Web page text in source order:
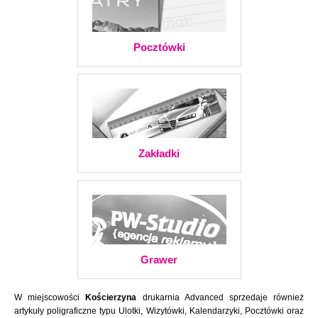
Pocztówki
Zakładki
Grawer
W miejscowości Kościerzyna drukarnia Advanced sprzedaje również
artykuły poligraficzne typu Ulotki, Wizytówki, Kalendarzyki, Pocztówki oraz